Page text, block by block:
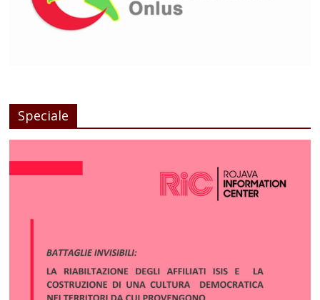
Speciale